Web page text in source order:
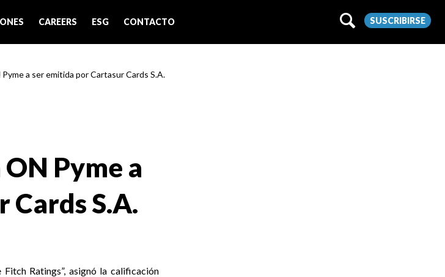
CAREERS ESG CONTACTO SUSCRIBIRSE
a ser emitida por Cartasur Cards S.A.
Pyme a
S.A.
Ratings”, asignó la calificación